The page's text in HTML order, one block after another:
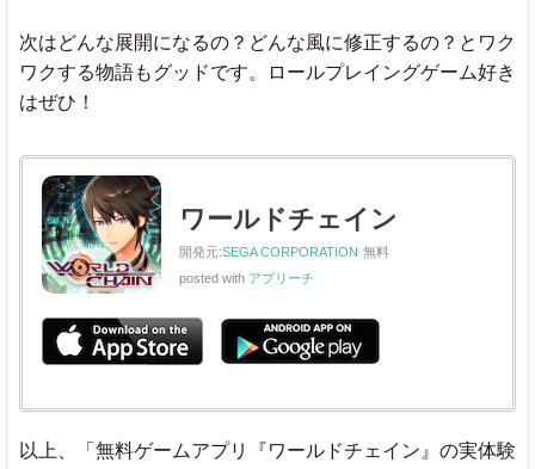
次はどんな展開になるの？どんな風に修正するの？とワク
ワクする物語もグッドです。ロールプレイングゲーム好き
はぜひ！
ワールドチェイン
開発元:SEGA CORPORATION 無料
posted with アプリーチ
以上、「無料ゲームアプリ『ワールドチェイン』の実体験